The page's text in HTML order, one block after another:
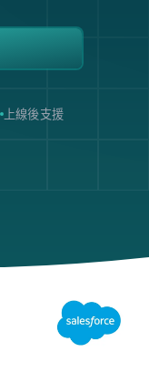
上線後支援